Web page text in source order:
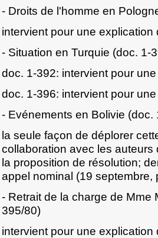
- Droits de l'homme en
intervient pour une
- Situation en Turquie (doc. 1-
doc. 1-392: intervient pour
doc. 1-396: intervient pour
- Evénements en Bolivie (doc.
la seule façon de déplorer
collaboration avec les
la proposition de résolution;
appel nominal (19 septembre,
- Retrait de la charge de Mme
395/80)
intervient pour une